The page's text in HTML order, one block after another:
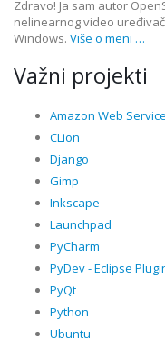
Zdravo! Ja sam autor
nelinearnog video
Windows. Više o meni …
Važni projekti
Amazon Web
CLion
Django
Gimp
Inkscape
Launchpad
PyCharm
PyDev - Eclipse
PyQt
Python
Ubuntu